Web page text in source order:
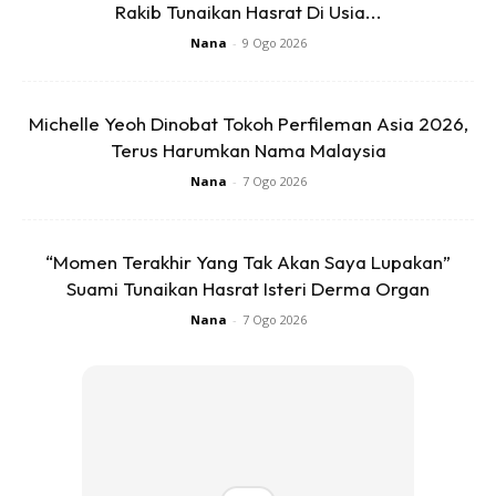
Ads
Setiap persembahan dan konsert ada cabaran dan
Rakib Tunaikan Hasrat Di Usia...
Nana - 9 Ogo 2026
Michelle Yeoh Dinobat Tokoh Perfileman Asia 2026,
Terus Harumkan Nama Malaysia
Nana - 7 Ogo 2026
“Momen Terakhir Yang Tak Akan Saya Lupakan”
Suami Tunaikan Hasrat Isteri Derma Organ
Nana - 7 Ogo 2026